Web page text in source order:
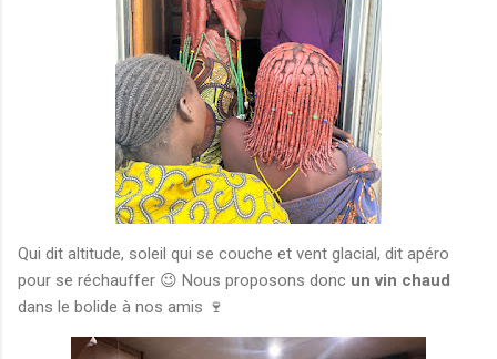
Qui dit altitude, soleil qui se couche et vent glacial, dit apéro
pour se réchauffer 😉 Nous proposons donc un vin chaud
dans le bolide à nos amis 🍷